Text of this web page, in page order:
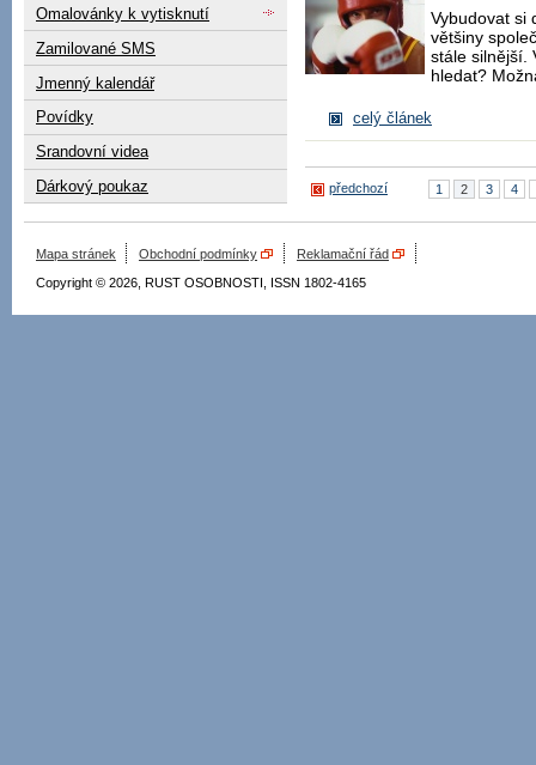
Omalovánky k vytisknutí
Zamilované SMS
Jmenný kalendář
Povídky
Srandovní videa
Dárkový poukaz
Vybudovat si
většiny
stále silnější.
hledat?
celý článek
předchozí 1 2 3 4
Mapa stránek Obchodní podmínky
Reklamační řád
Copyright © 2026, RUST OSOBNOSTI, ISSN 1802-4165